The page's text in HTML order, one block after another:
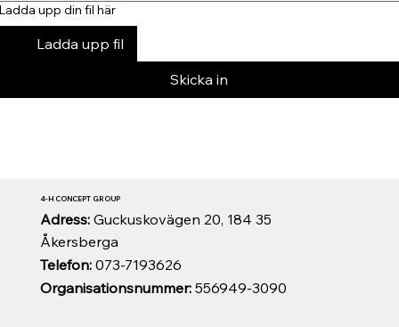
upp din fil här
Ladda upp fil
Skicka in
Organisationsnummer:556949-3090
Telefon:073-7193626
Adress: Guckuskovägen 20, 184 35
Åkersberga
4-H CONCEPT GROUP